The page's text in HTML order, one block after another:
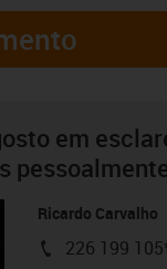
em
Ricardo Carvalho
igus-icon-phone
226 199